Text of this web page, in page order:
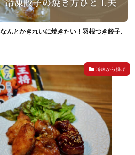
んとかきれいに焼きたい！羽根つき餃子、
冷凍から揚げ